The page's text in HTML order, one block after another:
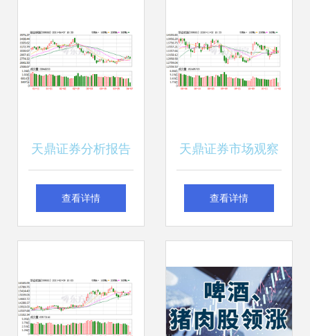
天鼎证券分析报告
上证指数逼近3480
查看详情
天鼎证券市场观察
等待3200点一线支
查看详情